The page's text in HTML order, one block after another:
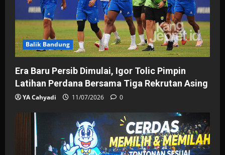
Balik Bandung
Era Baru Persib Dimulai, Igor Tolic Pimpin
Latihan Perdana Bersama Tiga Rekrutan Asing
YA Cahyadi 11/07/2026 0